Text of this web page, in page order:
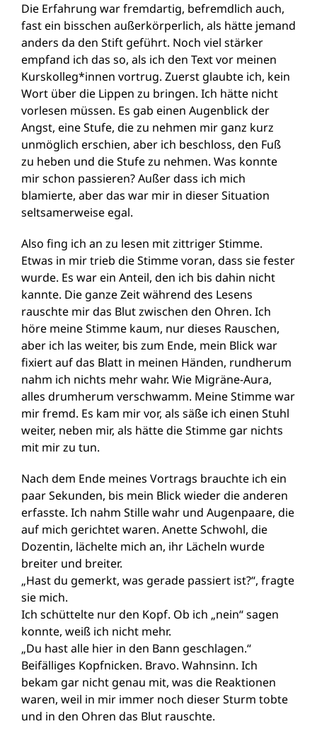
Die Erfahrung war fremdartig, befremdlich auch,
fast ein bisschen außerkörperlich, als hätte jemand
anders da den Stift geführt. Noch viel stärker
empfand ich das so, als ich den Text vor meinen
Kurskolleg*innen vortrug. Zuerst glaubte ich, kein
Wort über die Lippen zu bringen. Ich hätte nicht
vorlesen müssen. Es gab einen Augenblick der
Angst, eine Stufe, die zu nehmen mir ganz kurz
unmöglich erschien, aber ich beschloss, den Fuß
zu heben und die Stufe zu nehmen. Was konnte
mir schon passieren? Außer dass ich mich
blamierte, aber das war mir in dieser Situation
seltsamerweise egal.
Also fing ich an zu lesen mit zittriger Stimme.
Etwas in mir trieb die Stimme voran, dass sie fester
wurde. Es war ein Anteil, den ich bis dahin nicht
kannte. Die ganze Zeit während des Lesens
rauschte mir das Blut zwischen den Ohren. Ich
höre meine Stimme kaum, nur dieses Rauschen,
aber ich las weiter, bis zum Ende, mein Blick war
fixiert auf das Blatt in meinen Händen, rundherum
nahm ich nichts mehr wahr. Wie Migräne-Aura,
alles drumherum verschwamm. Meine Stimme war
mir fremd. Es kam mir vor, als säße ich einen Stuhl
weiter, neben mir, als hätte die Stimme gar nichts
mit mir zu tun.
Nach dem Ende meines Vortrags brauchte ich ein
paar Sekunden, bis mein Blick wieder die anderen
erfasste. Ich nahm Stille wahr und Augenpaare, die
auf mich gerichtet waren. Anette Schwohl, die
Dozentin, lächelte mich an, ihr Lächeln wurde
breiter und breiter.
„Hast du gemerkt, was gerade passiert ist?“, fragte
sie mich.
Ich schüttelte nur den Kopf. Ob ich „nein“ sagen
konnte, weiß ich nicht mehr.
„Du hast alle hier in den Bann geschlagen.“
Beifälliges Kopfnicken. Bravo. Wahnsinn. Ich
bekam gar nicht genau mit, was die Reaktionen
waren, weil in mir immer noch dieser Sturm tobte
und in den Ohren das Blut rauschte.